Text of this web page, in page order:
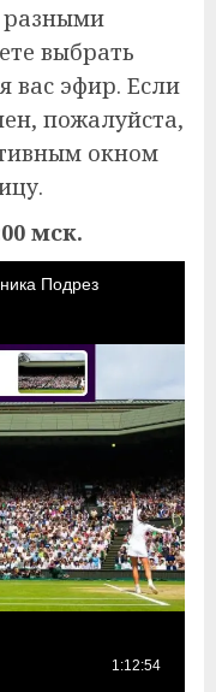
разными
выбрать
вас эфир. Если
пожалуйста,
окном
мск.